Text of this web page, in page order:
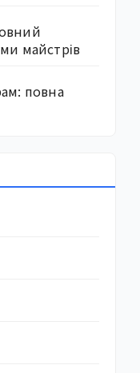
майстрів
повна